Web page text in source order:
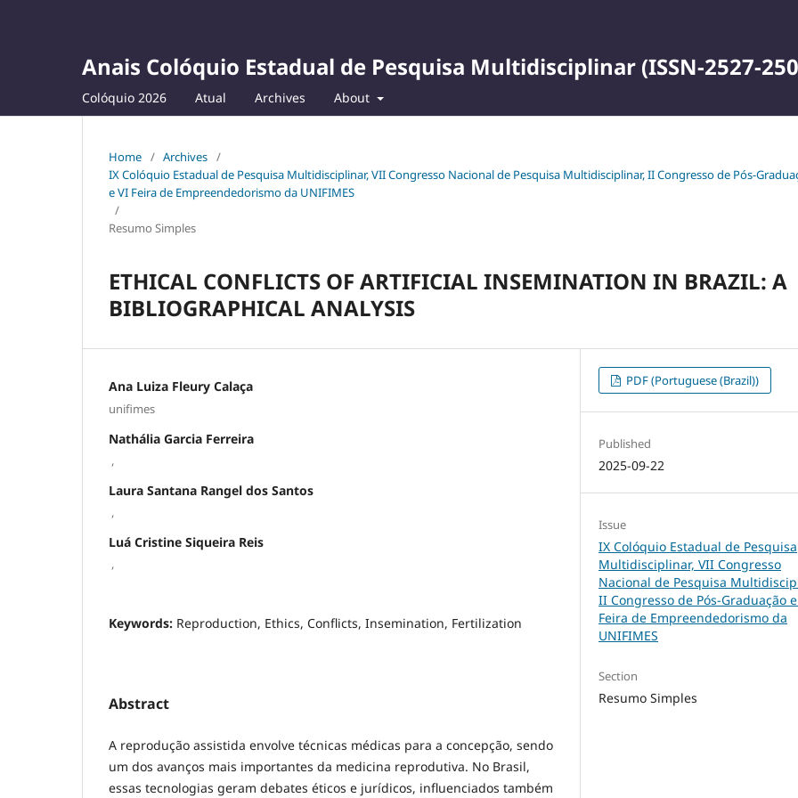
Anais Colóquio Estadual de Pesquisa Multidisciplinar (ISSN-2527-
Colóquio 2026 Atual Archives About
Home / Archives /
IX Colóquio Estadual de Pesquisa Multidisciplinar, VII Congresso Nacional de Pesquisa Multidisciplinar, II Congresso de Pós-
e VI Feira de Empreendedorismo da UNIFIMES
/
Resumo Simples
ETHICAL CONFLICTS OF ARTIFICIAL INSEMINATION IN BRAZIL: A
BIBLIOGRAPHICAL ANALYSIS
Ana Luiza Fleury Calaça
unifimes
Nathália Garcia Ferreira
,
Laura Santana Rangel dos Santos
,
Luá Cristine Siqueira Reis
,
Keywords: Reproduction, Ethics, Conflicts, Insemination, Fertilization
Abstract
A reprodução assistida envolve técnicas médicas para a concepção, sendo
um dos avanços mais importantes da medicina reprodutiva. No Brasil,
essas tecnologias geram debates éticos e jurídicos, influenciados também
PDF (Portuguese (Brazil))
Published
2025-09-22
Issue
IX Colóquio Estadual de Pesquisa
Multidisciplinar, VII Congresso
Nacional de Pesquisa
II Congresso de Pós-Graduação
Feira de Empreendedorismo da
UNIFIMES
Section
Resumo Simples